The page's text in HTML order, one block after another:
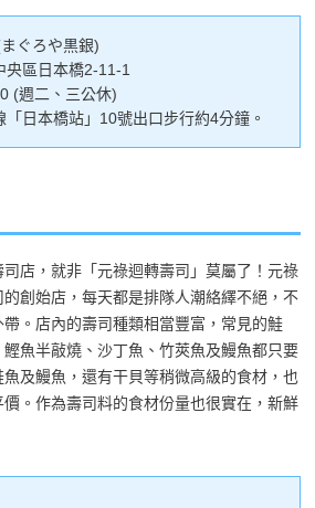
ぐろや黒銀)
央區日本橋2-11-1
(週二、三公休)
日本橋站」10號出口步行約4分鐘。
店，就非「元祿迴轉壽司」莫屬了！元祿
創始店，每天都是排隊人潮絡繹不絕，不
。店內的壽司種類相當豐富，常見的鮭
魚半敲燒、沙丁魚、竹莢魚及鰻魚都只要
及鰻魚，還有干貝等稍微高級的食材，也
。作為壽司料的食材份量也很實在，新鮮